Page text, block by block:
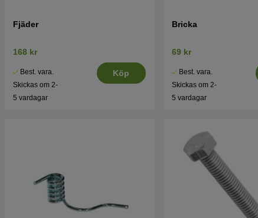
Fjäder
168 kr
Best. vara.
Skickas om 2-
5 vardagar
Köp
Bricka
69 kr
Best. vara.
Skickas om 2-
5 vardagar